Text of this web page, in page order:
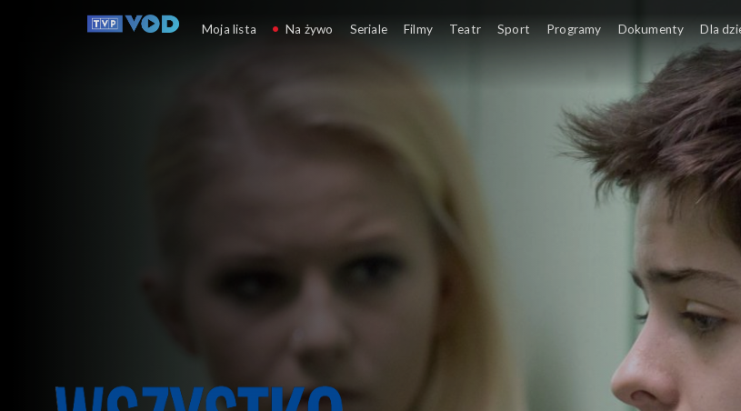
Moja lista Na żywo Seriale Filmy Teatr Sport Programy Dokumenty Dla